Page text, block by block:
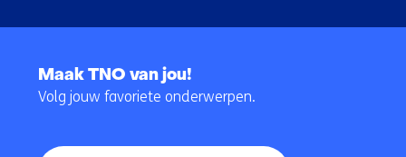
navigatie
Maak TNO van jou!
Volg jouw favoriete onderwerpen.